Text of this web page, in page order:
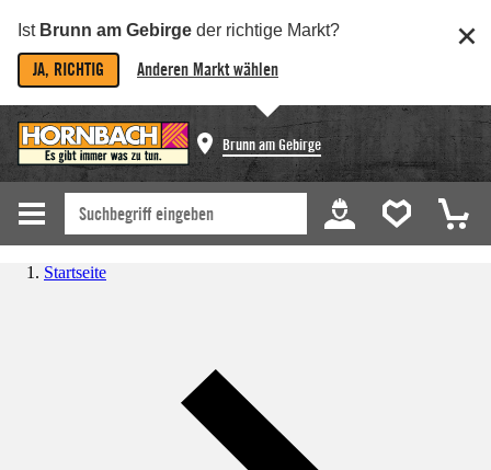
Ist Brunn am Gebirge der richtige Markt?
JA, RICHTIG Anderen Markt wählen
Brunn am Gebirge
Startseite